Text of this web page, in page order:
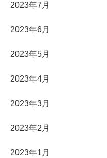
2023年7月
2023年6月
2023年5月
2023年4月
2023年3月
2023年2月
2023年1月